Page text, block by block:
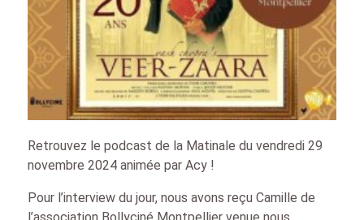
Retrouvez le podcast de la Matinale du vendredi 29
novembre 2024 animée par Acy !
Pour l’interview du jour, nous avons reçu Camille de